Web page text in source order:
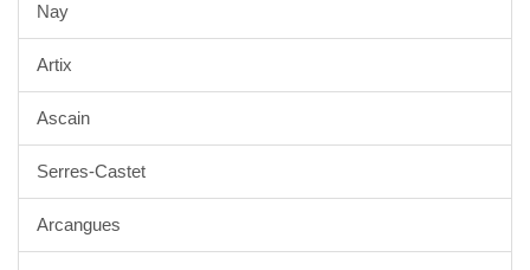
Nay
Artix
Ascain
Serres-Castet
Arcangues